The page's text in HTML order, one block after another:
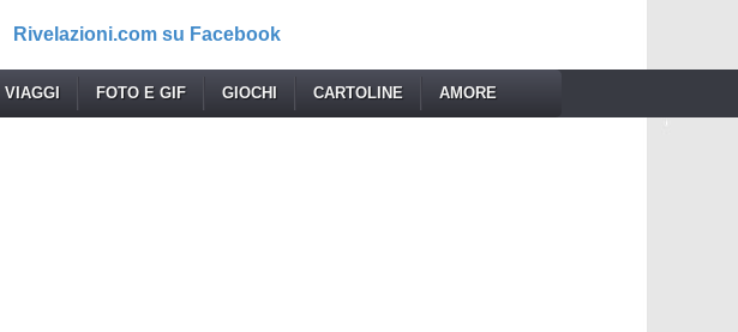
Rivelazioni.com su Facebook
VIAGGI FOTO E GIF GIOCHI CARTOLINE AMORE